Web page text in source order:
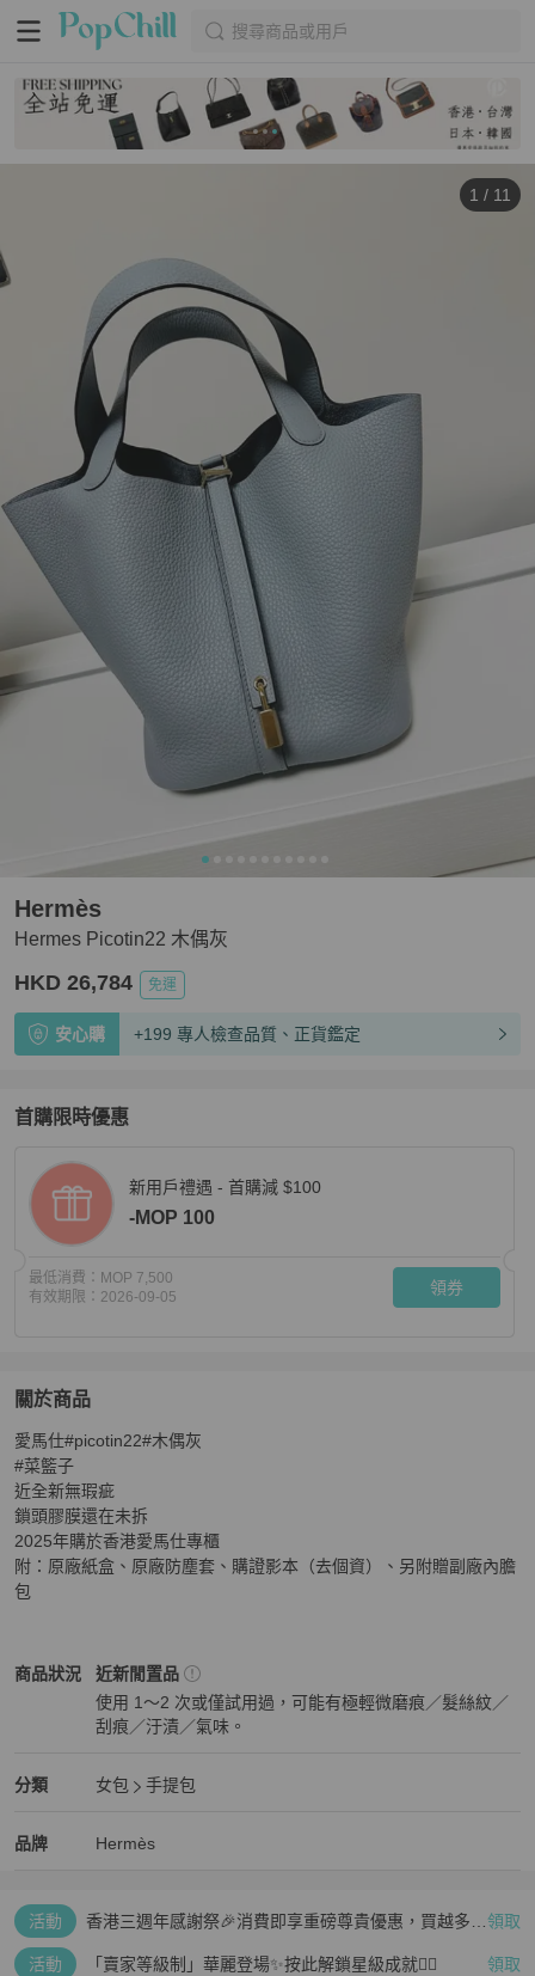
搜尋商品或用戶
1 / 11
Hermes Picotin22 木偶灰
Hermès
HKD 26,784 免運
安心購 +199 專人檢查品質、正貨鑑定
首購限時優惠
新用戶禮遇 - 首購減 $100
-MOP 100
最低消費： MOP 7,500
有效期限： 2026-09-05 領券
關於商品
關於Hermes Picotin22 木偶灰
愛馬仕#picotin22#木偶灰
#菜籃子
近全新無瑕疵
鎖頭膠膜還在未拆
2025年購於香港愛馬仕專櫃
附：原廠紙盒、原廠防塵套、購證影本（去個資）、另附贈副廠內膽
包
商品狀況
Hermès女包商品狀態與細節
近新閒置品
使用 1～2 次或僅試用過，可能有極輕微磨痕／髮絲紋／
刮痕／汙漬／氣味。
分類
Hermès 女包分類資訊
女包
手提包
品牌
Hermès 精品女包品牌介紹
Hermès
Hermès 推薦清單
活動
香港三週年感謝祭🎉消費即享重磅尊貴優惠，買越多、領取
活動 「賣家等級制」華麗登場✨按此解鎖星級成就👆🏻 領取